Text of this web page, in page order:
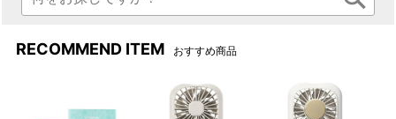
両サイドには本体を持ち運び
内部まで汚れが侵入しないの
け。
RECOMMEND ITEM おすすめ商品